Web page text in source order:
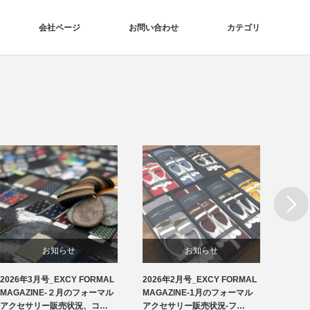
会社ページ お問い合わせ カテゴリ
お知らせ
洲鎌ブログ
2026年3月号_EXCY FORMAL
MAGAZINE-２月のフォーマル
アクセサリー販売状況、コ…
お知らせ
フォーマルアクセサリー
2026年2月号_EXCY FORMAL
MAGAZINE-1月のフォーマル
アクセサリー販売状況-フ…
Next